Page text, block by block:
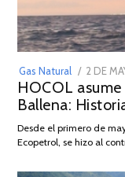
Gas Natural
POSTED
ON
2 DE
HOCOL
Ballena:
Desde el primero de
Ecopetrol, se hizo al